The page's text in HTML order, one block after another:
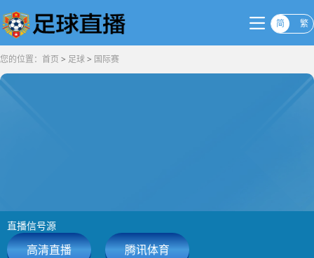
简 繁
您的位置： 首页 > 足球> 国际赛
直播信号源
高清直播 腾讯体育